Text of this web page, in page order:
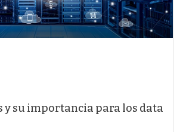
y su importancia para los data